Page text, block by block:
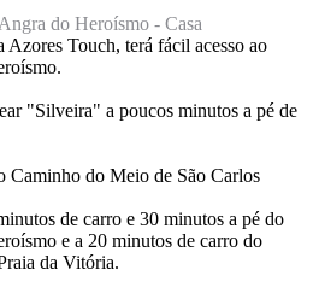
Angra do Heroísmo - Casa
Azores Touch, terá fácil acesso ao
"Silveira" a poucos minutos a pé de
do Meio de São Carlos
de carro e 30 minutos a pé do
e a 20 minutos de carro do
da Vitória.